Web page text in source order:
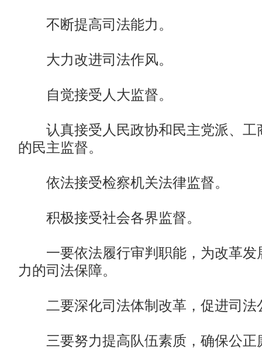
不断提高司法能力。
大力改进司法作风。
自觉接受人大监督。
认真接受人民政协和民主党派、工
的民主监督。
依法接受检察机关法律监督。
积极接受社会各界监督。
一要依法履行审判职能，为改革发
力的司法保障。
二要深化司法体制改革，促进司法
三要努力提高队伍素质，确保公正